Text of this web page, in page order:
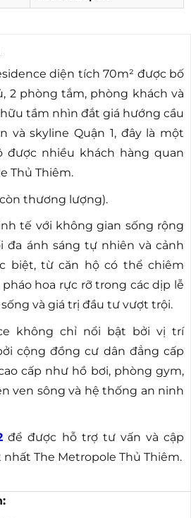
diện tích 70m² được bố
2 phòng tắm, phòng khách và
tầm nhìn đắt giá hướng cầu
và skyline Quận 1, đây là một
được nhiều khách hàng quan
Thủ Thiêm.
thương lượng).
tế với không gian sống rộng
đa ánh sáng tự nhiên và cảnh
biệt, từ căn hộ có thể chiêm
hoa rực rỡ trong các dịp lễ
và giá trị đầu tư vượt trội.
không chỉ nổi bật bởi vị trí
cộng đồng cư dân đẳng cấp
cấp như hồ bơi, phòng gym,
ven sông và hệ thống an ninh
để được hỗ trợ tư vấn và cập
The Metropole Thủ Thiêm.